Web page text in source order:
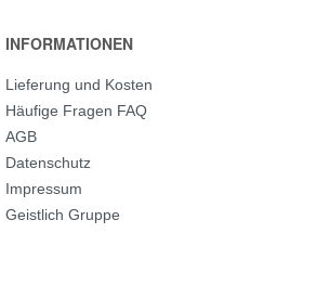
INFORMATIONEN
Lieferung und Kosten
Häufige Fragen FAQ
AGB
Datenschutz
Impressum
Geistlich Gruppe